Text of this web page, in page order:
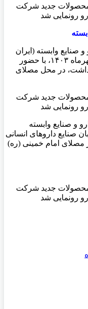
و صنایع وابسته (ایران
فارما ۱۴۰۳)، ظهر امروز چهارشنبه ۱۱ مهرماه ۱۴۰۳، با حضور
در محل‌ مصلای
و صنایع وابسته
صاحبان صنایع داروهای انسانی
طی روزهای ۱۱ تا ۱۳ مهر ۱۴۰۳ در مصلای امام خمینی (ره)